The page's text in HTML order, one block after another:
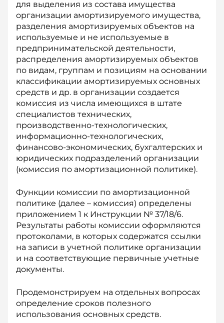
для выделения из состава имущества
организации амортизируемого имущества,
разделения амортизируемых объектов на
используемые и не используемые в
предпринимательской деятельности,
распределения амортизируемых объектов
по видам, группам и позициям на основании
классификации амортизируемых основных
средств и др. в организации создается
комиссия из числа имеющихся в штате
специалистов технических,
производственно-технологических,
информационно-технологических,
финансово-экономических, бухгалтерских и
юридических подразделений организации
(комиссия по амортизационной политике).
Функции комиссии по амортизационной
политике (далее – комиссия) определены
приложением 1 к Инструкции № 37/18/6.
Результаты работы комиссии оформляются
протоколами, в которых содержатся ссылки
на записи в учетной политике организации
и на соответствующие первичные учетные
документы.
Продемонстрируем на отдельных вопросах
определение сроков полезного
использования основных средств.